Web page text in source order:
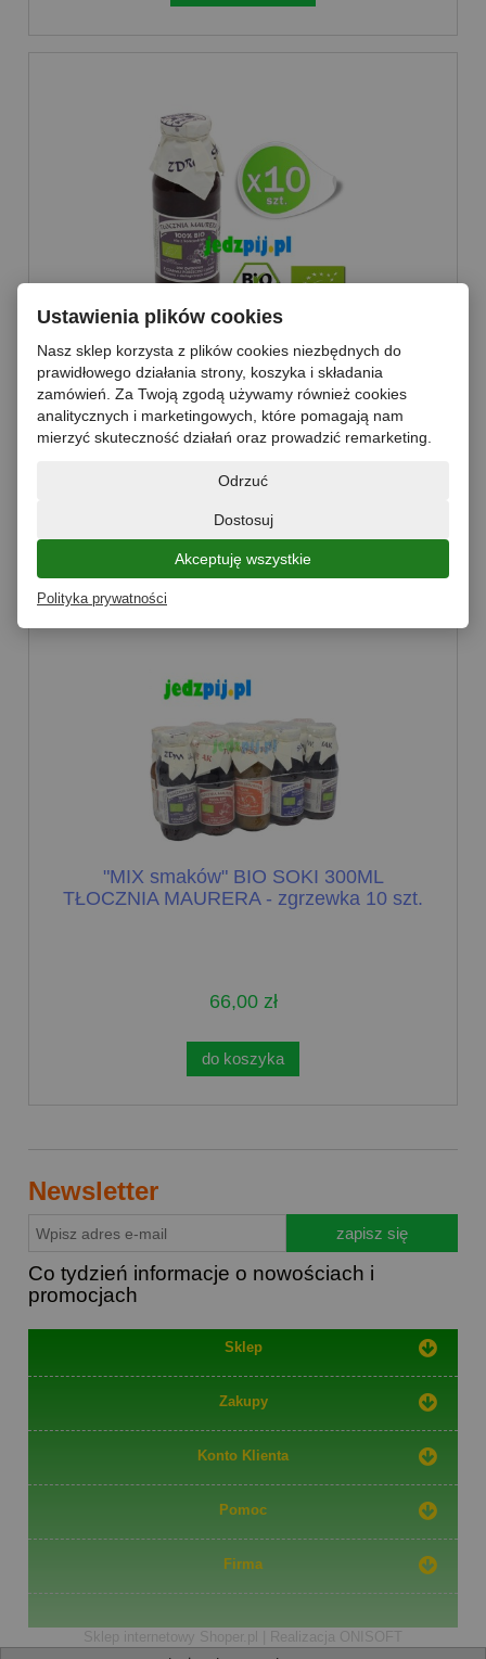
chwilowy brak
SOK Z CZARNYCH PORZECZEK I
JABŁEK 100% BIO 300ML TŁOCZNIA
MAURERA - zgrzewka 10 szt.
kiedy dostępny?
"MIX smaków" BIO SOKI 300ML
TŁOCZNIA MAURERA - zgrzewka 10 szt.
66,00 zł
do koszyka
Newsletter
zapisz się
Co tydzień informacje o nowościach i
promocjach
Sklep
Zakupy
Konto Klienta
Pomoc
Firma
Sklep internetowy Shoper.pl Realizacja ONISOFT
Ustawienia plików cookies
Nasz sklep korzysta z plików cookies niezbędnych do
prawidłowego działania strony, koszyka i składania
zamówień. Za Twoją zgodą używamy również cookies
analitycznych i marketingowych, które pomagają nam
mierzyć skuteczność działań oraz prowadzić remarketing.
Odrzuć
Dostosuj
Akceptuję wszystkie
Polityka prywatności